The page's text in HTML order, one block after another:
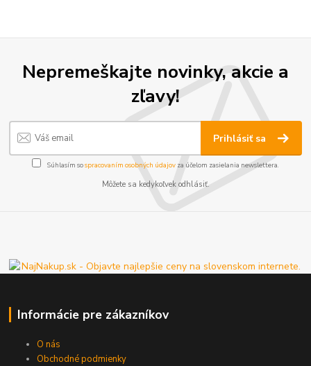
Nepremeškajte novinky, akcie a
zľavy!
Prihlásiť sa
Súhlasím sospracovaním osobných údajov za účelom zasielania newslettera.
Môžete sa kedykoľvek odhlásiť.
Informácie pre zákazníkov
O nás
Obchodné podmienky